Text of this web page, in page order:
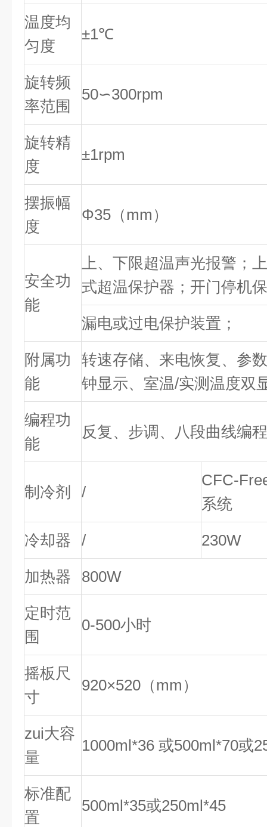
温度均
匀度
±1℃
旋转频
率范围
50∽300rpm
旋转精
度
±1rpm
摆振幅
度
Φ35（mm）
安全功
能
上、下限超温声光报警；
式超温保护器；开门停机
漏电或过电保护装置；
附属功
能
转速存储、来电恢复、参
钟显示、室温/实测温度双
编程功
能
反复、步调、八段曲线编
制冷剂 /
CFC-
系统
冷却器 / 230W
加热器 800W
定时范
围
0-500小时
摇板尺
寸
920×520（mm）
zui大容
量
1000ml*36 或500ml*70或
标准配
置
500ml*35或250ml*45